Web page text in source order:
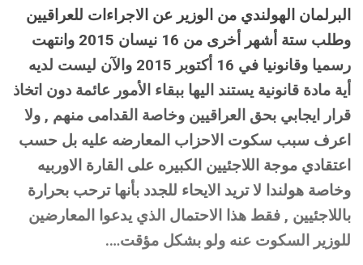
البرلمان الهولندي من الوزير عن الاجراءات للعراقيين
وطلب ستة أشهر أخرى من 16 نيسان 2015 وانتهت
رسميا وقانونيا في 16 أكتوبر 2015 والآن ليست لديه
أية مادة قانونية يستند اليها ببقاء الأمور عائمة دون اتخاذ
قرار ايجابي بحق العراقيين وخاصة القدامى منهم , ولا
اعرف سبب سكوت الاحزاب المعارضه عليه بل حسب
اعتقادي موجة اللاجئيين الكبيره على القارة الاوربيه
وخاصة هولندا لا تريد الايحاء للجدد بأنها ترحب بحرارة
باللاجئيين , فقط هذا الاحتمال الذي يدعوا المعارضين
للوزير السكوت عنه ولو بشكل مؤقت….